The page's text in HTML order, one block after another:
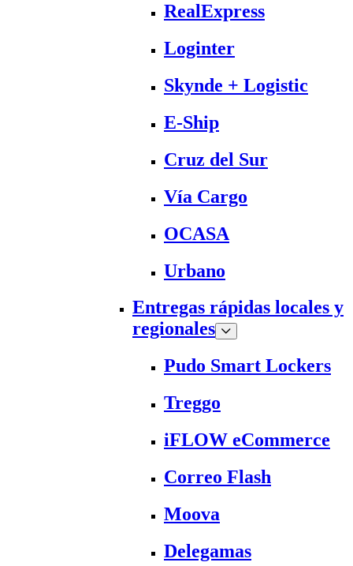
RealExpress
Loginter
Skynde + Logistic
E-Ship
Cruz del Sur
Vía Cargo
OCASA
Urbano
Entregas rápidas locales y
regionales
Pudo Smart Lockers
Treggo
iFLOW eCommerce
Correo Flash
Moova
Delegamas